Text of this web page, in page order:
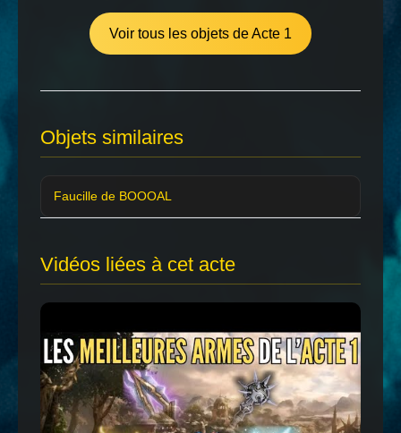
Voir tous les objets de Acte 1
Objets similaires
Faucille de BOOOAL
Vidéos liées à cet acte